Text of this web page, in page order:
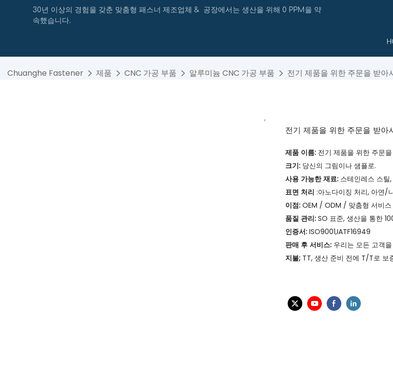
30년 이상의 경험을 갖춘 맞춤형 패스너 제조업체 & 공장에서는 생산을 위해 0 PPM을 약
속했습니다.
Chuanghe Fastener 제품 CNC 가공 부품 알루미늄 CNC 가공 부품 전기 제품을 위한 주문을 받
전기 제품을 위한 주문을 받
제품 이름: 전기 제품을 위한 주문
크기: 당신의 그림이나 샘플로.
사용 가능한 재료: 스테인레스 스틸
표면 처리 :아노다이징 처리, 아연/
이점: OEM / ODM / 맞춤형 서비스
품질 관리: SO 표준, 생산을 통한
인증서: ISO9001,IATF16949
판매 후 서비스: 우리는 모든 고객
지불; TT, 생산 준비 전에 T/T로 보